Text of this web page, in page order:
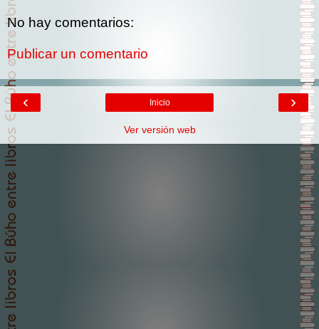
No hay comentarios:
Publicar un comentario
‹ ›
Inicio
Ver versión web